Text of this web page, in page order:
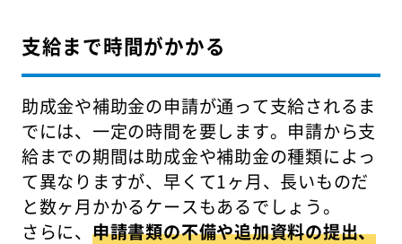
支給まで時間がかかる
助成金や補助金の申請が通って支給されるま
でには、一定の時間を要します。申請から支
給までの期間は助成金や補助金の種類によっ
て異なりますが、早くて1ヶ月、長いものだ
と数ヶ月かかるケースもあるでしょう。
さらに、 申請書類の不備や追加資料の提出、